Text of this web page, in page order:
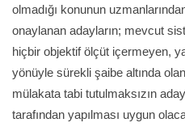
olmadığı konunun
onaylanan adayların; mevcut
hiçbir objektif ölçüt içermeyen,
yönüyle sürekli şaibe altında
mülakata tabi tutulmaksızın
tarafından yapılması uygun